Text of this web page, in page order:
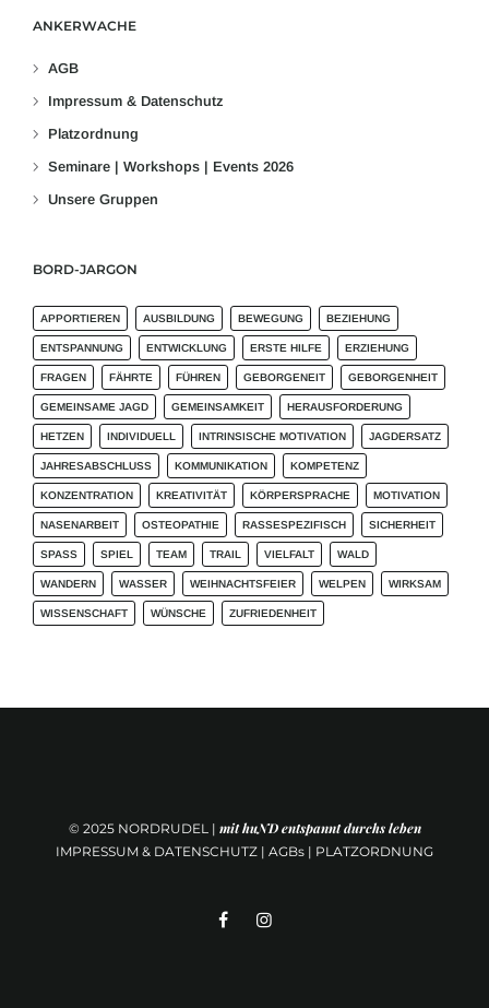
ANKERWACHE
AGB
Impressum & Datenschutz
Platzordnung
Seminare | Workshops | Events 2026
Unsere Gruppen
BORD-JARGON
APPORTIEREN AUSBILDUNG BEWEGUNG BEZIEHUNG
ENTSPANNUNG ENTWICKLUNG ERSTE HILFE ERZIEHUNG
FRAGEN FÄHRTE FÜHREN GEBORGENEIT GEBORGENHEIT
GEMEINSAME JAGD GEMEINSAMKEIT HERAUSFORDERUNG
HETZEN INDIVIDUELL INTRINSISCHE MOTIVATION JAGDERSATZ
JAHRESABSCHLUSS KOMMUNIKATION KOMPETENZ
KONZENTRATION KREATIVITÄT KÖRPERSPRACHE MOTIVATION
NASENARBEIT OSTEOPATHIE RASSESPEZIFISCH SICHERHEIT
SPASS SPIEL TEAM TRAIL VIELFALT WALD
WANDERN WASSER WEIHNACHTSFEIER WELPEN WIRKSAM
WISSENSCHAFT WÜNSCHE ZUFRIEDENHEIT
© 2025 NORDRUDEL | mit huND entspannt durchs leben
IMPRESSUM & DATENSCHUTZ | AGBs | PLATZORDNUNG